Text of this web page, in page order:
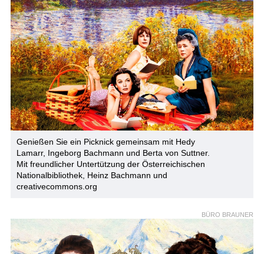
Genießen Sie ein Picknick gemeinsam mit Hedy
Lamarr, Ingeborg Bachmann und Berta von Suttner.
Mit freundlicher Untertützung der Österreichischen
Nationalbibliothek, Heinz Bachmann und
creativecommons.org
BÜRO BRAUNER